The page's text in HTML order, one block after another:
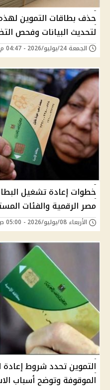
لتحديث البيانات وفحص
الجمعة 24/يوليو/2026 - 04:47 م
خطوات إعادة تشغيل
مصر الرقمية والفئات
الأربعاء 08/يوليو/2026 - 05:00 ص
التموين تحدد شروط إعادة
الموقوفة وتوضح أسباب